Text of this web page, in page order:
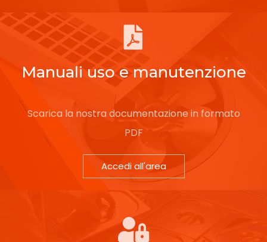
Manuali uso e manutenzione
Scarica la nostra documentazione in formato
PDF
Accedi all'area